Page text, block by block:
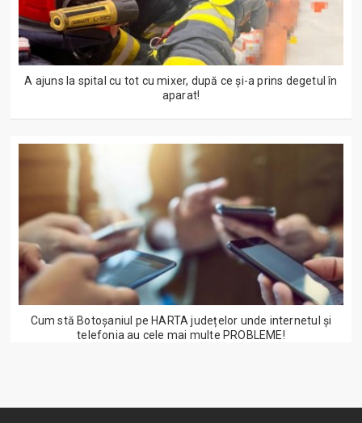
A ajuns la spital cu tot cu mixer, după ce și-a prins degetul în
aparat!
Cum stă Botoșaniul pe HARTA județelor unde internetul și
telefonia au cele mai multe PROBLEME!